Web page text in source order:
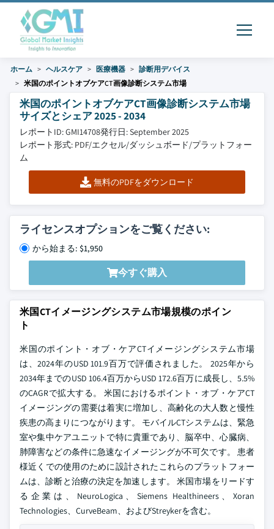
ホーム ヘルスケア 医療機器
診断用デバイス
米国のポイントオブケアCT画像診断システム市場
米国のポイントオブケアCT画像診断システム市場
サイズとシェア 2025 - 2034
レポートID: GMI14708発行日: September 2025
レポート形式: PDF/エクセル/ダッシュボード/プラットフォー
ム
無料のPDFをダウンロード
ライセンスオプションをご覧ください:
から始まる: $1,950
今すぐ購入
米国CTイメージングシステム市場規模のポイン
ト
米国のポイント・オブ・ケアCTイメージングシステム市場
は、2024年のUSD 101.9百万で評価されました。 2025年から
2034年までのUSD 106.4百万からUSD 172.6百万に成長し、5.5%
のCAGRで拡大する。 米国におけるポイント・オブ・ケアCT
イメージングの需要は着実に増加し、高齢化の大人数と慢性
疾患の高まりにつながります。 モバイルCTシステムは、緊急
室や集中ケアユニットで特に貴重であり、脳卒中、心臓病、
肺障害などの条件に急速なイメージングが不可欠です。 患者
様近くでの使用のために設計されたこれらのプラットフォー
ムは、診断と治療の決定を加速します。 米国市場をリードす
る企業は、NeuroLogica、Siemens Healthineers、Xoran
Technologies、CurveBeam、およびStreykerを含む。